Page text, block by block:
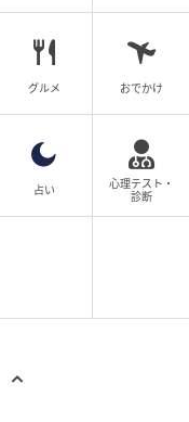
グルメ おでかけ
占い
心理テスト・
診断